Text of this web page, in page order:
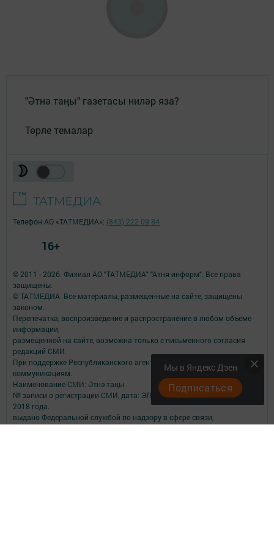
"Әтнә таңы" газетасы ниләр яза?
Төрле темалар
Мы в Яндекс Дзен
Подписаться
© 2011 - 2026. Филиал АО "ТАТМЕДИА" "Атня-информ". Все права
защищены.
© ТАТМЕДИА. Все материалы, размещенные на сайте, защищены
законом.
Перепечатка, воспроизведение и распространение в любом объеме
информации,
размещенной на сайте, возможна только с письменного согласия
редакций СМИ.
При поддержке Республиканского агентства по печати и массовым
коммуникациям.
Наименование СМИ: Әтнә таңы
№ записи о регистрации СМИ, дата: ЭЛ № ФС 77-73818 от 12 октября
2018 года.
выдано Федеральной службой по надзору в сфере связи,
Телефон АО «ТАТМЕДИА»: (843) 222 09 84
16+